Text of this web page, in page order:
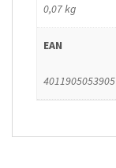
0,07 kg
EAN
4011905053905